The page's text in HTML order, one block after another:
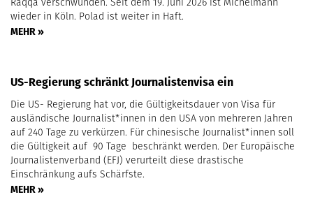
wieder in Köln. Polad ist weiter in Haft.
MEHR »
US-Regierung schränkt Journalistenvisa ein
Die US- Regierung hat vor, die Gültigkeitsdauer von Visa für
ausländische Journalist*innen in den USA von mehreren Jahren
auf 240 Tage zu verkürzen. Für chinesische Journalist*innen soll
die Gültigkeit auf 90 Tage beschränkt werden. Der Europäische
Journalistenverband (EFJ) verurteilt diese drastische
Einschränkung aufs Schärfste.
MEHR »